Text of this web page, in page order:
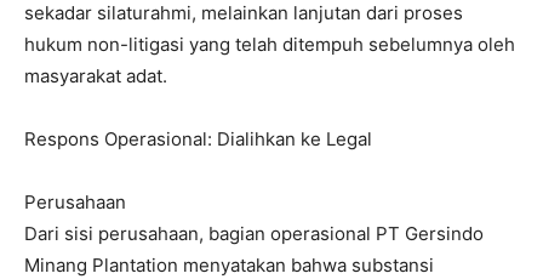
sekadar silaturahmi, melainkan lanjutan dari proses
hukum non-litigasi yang telah ditempuh sebelumnya oleh
masyarakat adat.
Respons Operasional: Dialihkan ke Legal
Perusahaan
Dari sisi perusahaan, bagian operasional PT Gersindo
Minang Plantation menyatakan bahwa substansi